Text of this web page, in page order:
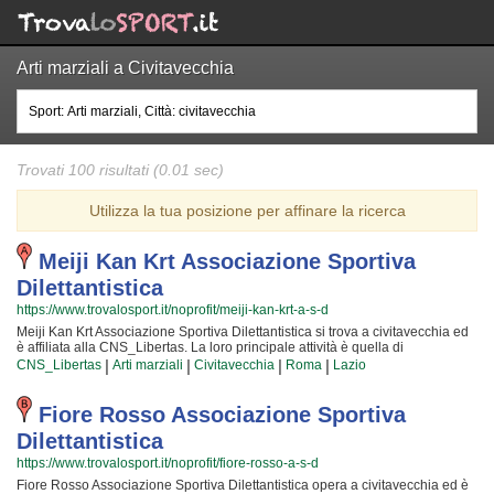
Arti marziali a Civitavecchia
Trovati 100 risultati (0.01 sec)
Utilizza la tua posizione per affinare la ricerca
Meiji Kan Krt Associazione Sportiva
Dilettantistica
https://www.trovalosport.it/noprofit/meiji-kan-krt-a-s-d
Meiji Kan Krt Associazione Sportiva Dilettantistica si trova a civitavecchia ed
è affiliata alla CNS_Libertas. La loro principale attività è quella di
promuovere Le arti marziali organizzando corsi per bambini, ragazzi e adulti.
Se desiderate che vostro figlio o vostra figlia impari la disciplina, il rispetto e
la concentrazione, Le arti marziali è sicuramente lo sport più adatto. I loro
maestri di arti marziali seguiranno i vostri figli passo per passo, ma restando
sempre nell'ottica di sviluppare i talenti e le capacità personali di ciascun
atleta. Meiji Kan Krt Associazione Sportiva Dilettantistica da sempre accoglie
i bambini e i ragazzi di civitavecchia, in un ambiente serio e sano, in cui i
vostri figli troveranno sicuramente uno sfogo e uno svago e tanti nuovi amici.
Gli allenamenti si tengono in palestra a civitavecchia e coincidono con il
CNS_Libertas | Arti marziali | Civitavecchia | Roma | Lazio
Fiore Rosso Associazione Sportiva
Dilettantistica
https://www.trovalosport.it/noprofit/fiore-rosso-a-s-d
Fiore Rosso Associazione Sportiva Dilettantistica opera a civitavecchia ed è